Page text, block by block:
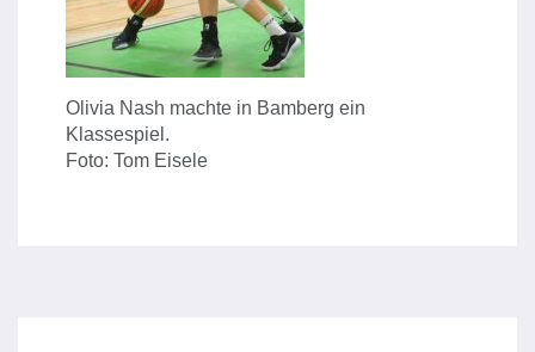
Olivia Nash machte in Bamberg ein
Klassespiel.
Foto: Tom Eisele